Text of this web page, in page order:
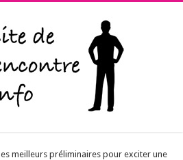
meilleurs préliminaires pour exciter une